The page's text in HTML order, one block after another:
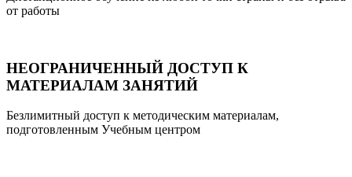
от работы
НЕОГРАНИЧЕННЫЙ ДОСТУП К
МАТЕРИАЛАМ ЗАНЯТИЙ
Безлимитный доступ к методическим материалам,
подготовленным Учебным центром